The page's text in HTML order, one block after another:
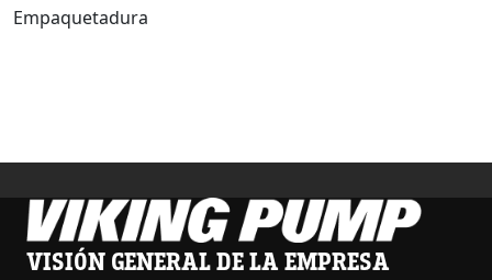
Empaquetadura
VISIÓN GENERAL DE LA EMPRESA